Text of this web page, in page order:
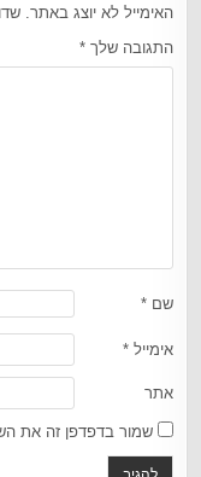
האימייל לא יוצג באתר.
התגובה שלך*
שם*
אימייל*
אתר
שמור בדפדפן זה את